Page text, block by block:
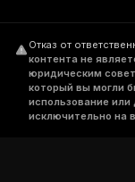
Отказ от
контента не
юридическим
который вы могли
использование
исключительно на